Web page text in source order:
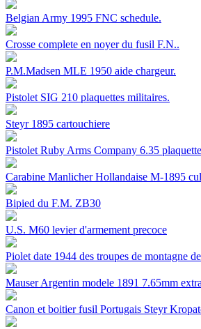
Belgian Army 1995 FNC schedule.
Crosse complete en noyer du fusil F.N..
P.M.Madsen MLE 1950 aide chargeur.
Pistolet SIG 210 plaquettes militaires.
Steyr 1895 cartouchiere
Pistolet Ruby Arms Company 6.35
Carabine Manlicher Hollandaise M-1895
Bipied du F.M. ZB30
U.S. M60 levier d'armement precoce
Piolet date 1944 des troupes de montagne
Mauser Argentin modele 1891 7.65mm
Canon et boitier fusil Portugais Steyr